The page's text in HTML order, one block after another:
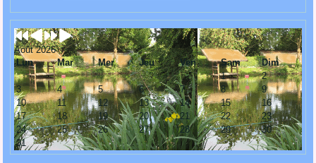
Août 2026
Lun
Mar Mer Jeu Ven Sam
Dim
1
2
3
4 5 6 7 8
9
10
11 12 13 14 15
16
17
18 19 20 21 22
23
24
25 26 27 28 29
30
31